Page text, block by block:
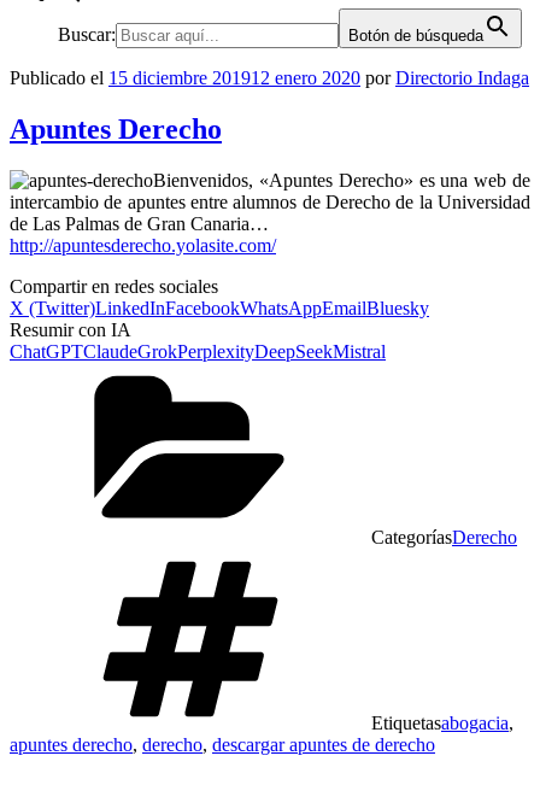
Buscar: Botón de búsqueda
Publicado el 15 diciembre 201912 enero 2020 porDirectorio Indaga
Apuntes Derecho
Bienvenidos, «Apuntes Derecho» es una web de
intercambio de apuntes entre alumnos de Derecho de la Universidad
de Las Palmas de Gran Canaria…
http://apuntesderecho.yolasite.com/
Compartir en redes sociales
X (Twitter)LinkedInFacebookWhatsAppEmailBluesky
Resumir con IA
ChatGPTClaudeGrokPerplexityDeepSeekMistral
CategoríasDerecho
Etiquetasabogacia,
apuntes derecho, derecho, descargar apuntes de derecho